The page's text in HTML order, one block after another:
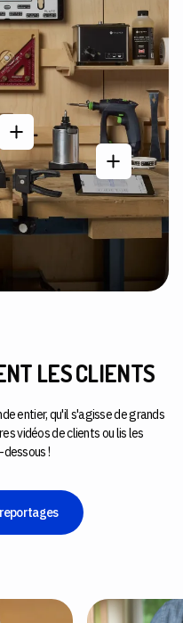
LES CLIENTS
entier, qu'il s'agisse de grands
vidéos de clients ou lis les
!